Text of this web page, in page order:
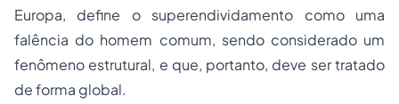
Europa, define o superendividamento como uma
falência do homem comum, sendo considerado um
fenômeno estrutural, e que, portanto, deve ser tratado
de forma global.